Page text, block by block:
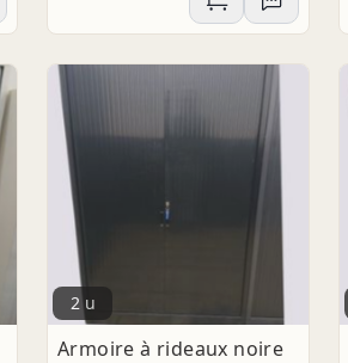
2 u
Armoire à rideaux noire